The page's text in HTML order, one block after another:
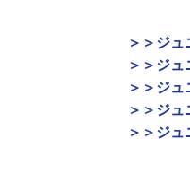
＞＞ジ
＞＞ジ
＞＞ジ
＞＞ジ
＞＞ジ